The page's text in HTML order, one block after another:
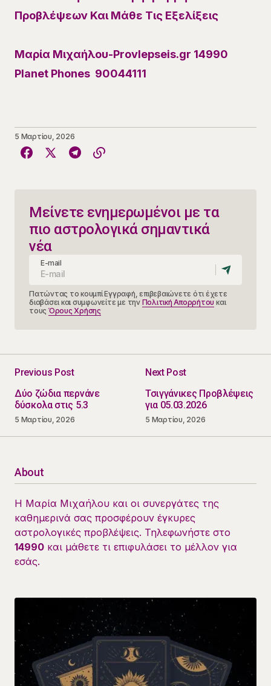
Προβλέψεων Και Μάθε Τις Εξελίξεις
Μαρία Μιχαήλου-Provlepseis.gr 14990
Planet Phones 90044111
5 Μαρτίου, 2026
Μείνετε ενημερωμένοι με τα
πιο αστρολογικά σημαντικά
νέα
E-mail
Πατώντας το κουμπί Εγγραφή, επιβεβαιώνετε ότι έχετε
διαβάσει και συμφωνείτε με την Πολιτική Απορρήτου και
τους Όρους Χρήσης
Previous Post
Δύο ζώδια περνάνε
δύσκολα στις 5.3
5 Μαρτίου, 2026
Next Post
Τσιγγάνικες Προβλέψεις
για 05.03.2026
5 Μαρτίου, 2026
About
Η Μαρία Μιχαήλου και οι συνεργάτες της
καθημερινά σας προσφέρουν έγκυρες
αστρολογικές προβλέψεις. Τηλεφωνήστε στο
14990 και μάθετε τι επιφυλάσει το μέλλον για
εσάς.